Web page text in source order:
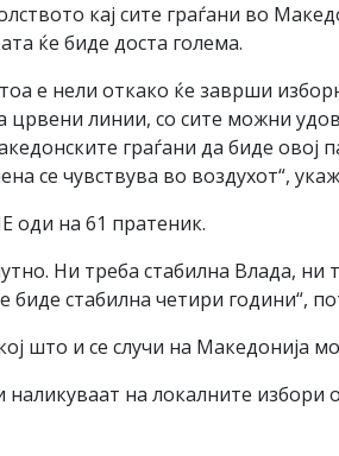
кај сите граѓани во
ќе биде доста голема.
тоа е нели откако ќе заврши
црвени линии, со сите можни
граѓани да биде
се чувствува во воздухот“,
на 61 пратеник.
Ни треба стабилна Влада,
биде стабилна четири години“,
што и се случи на Македонија
наликуваат на локалните